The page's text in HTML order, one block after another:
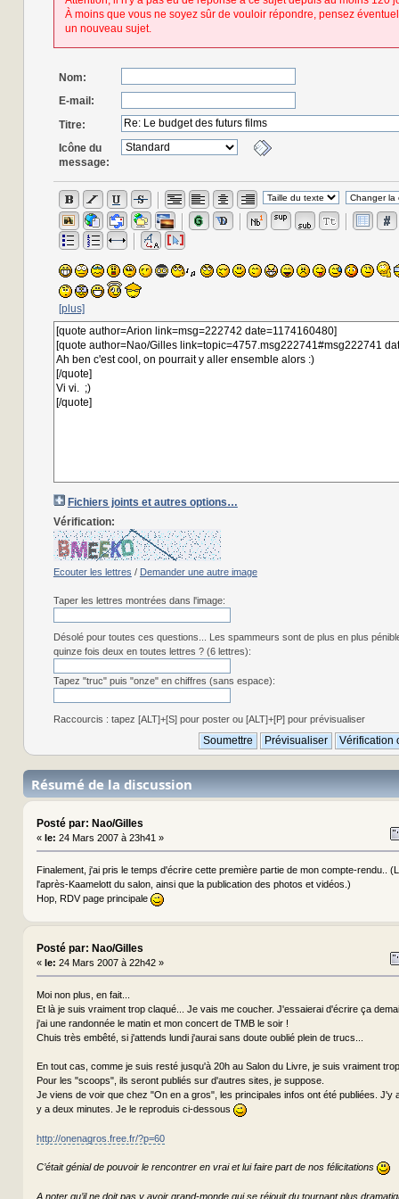
À moins que vous ne soyez sûr de vouloir répondre, pensez
un nouveau sujet.
Nom:
E-mail:
Titre:
Icône du
message:
[plus]
Fichiers joints et autres options…
Vérification:
Ecouter les lettres / Demander une autre image
Taper les lettres montrées dans l'image:
Désolé pour toutes ces questions... Les spammeurs sont de plus en plus
quinze fois deux en toutes lettres ? (6 lettres):
Tapez "truc" puis "onze" en chiffres (sans espace):
Raccourcis : tapez [ALT]+[S] pour poster ou [ALT]+[P] pour prévisualiser
Résumé de la discussion
Posté par: Nao/Gilles
« le: 24 Mars 2007 à 23h41 »
Finalement, j'ai pris le temps d'écrire cette première partie de mon compte-rendu..
l'après-Kaamelott du salon, ainsi que la publication des photos et vidéos.)
Hop, RDV page principale
Posté par: Nao/Gilles
« le: 24 Mars 2007 à 22h42 »
Moi non plus, en fait...
Et là je suis vraiment trop claqué... Je vais me coucher. J'essaierai d'écrire ça
j'ai une randonnée le matin et mon concert de TMB le soir !
Chuis très embêté, si j'attends lundi j'aurai sans doute oublié plein de trucs...
En tout cas, comme je suis resté jusqu'à 20h au Salon du Livre, je suis vraiment
Pour les "scoops", ils seront publiés sur d'autres sites, je suppose.
Je viens de voir que chez "On en a gros", les principales infos ont été publiées. J'y
y a deux minutes. Je le reproduis ci-dessous
http://onenagros.free.fr/?p=60
C’était génial de pouvoir le rencontrer en vrai et lui faire part de nos félicitations
A noter qu’il ne doit pas y avoir grand-monde qui se réjouit du tournant plus